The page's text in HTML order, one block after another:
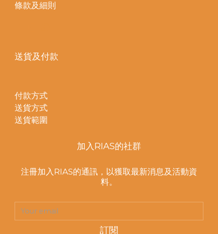
條款及細則
送貨及付款
付款方式
送貨方式
送貨範圍
加入RIAS的社群
注冊加入RIAS的通訊，以獲取最新消息及活動資
料。
訂閱